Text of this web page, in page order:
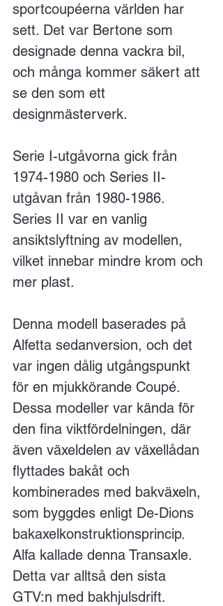
sportcoupéerna världen har
sett. Det var Bertone som
designade denna vackra bil,
och många kommer säkert att
se den som ett
designmästerverk.
Serie I-utgåvorna gick från
1974-1980 och Series II-
utgåvan från 1980-1986.
Series II var en vanlig
ansiktslyftning av modellen,
vilket innebar mindre krom och
mer plast.
Denna modell baserades på
Alfetta sedanversion, och det
var ingen dålig utgångspunkt
för en mjukkörande Coupé.
Dessa modeller var kända för
den fina viktfördelningen, där
även växeldelen av växellådan
flyttades bakåt och
kombinerades med bakväxeln,
som byggdes enligt De-Dions
bakaxelkonstruktionsprincip.
Alfa kallade denna Transaxle.
Detta var alltså den sista
GTV:n med bakhjulsdrift.